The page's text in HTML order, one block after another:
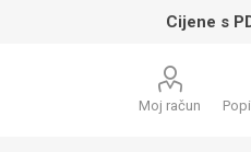
Moj račun